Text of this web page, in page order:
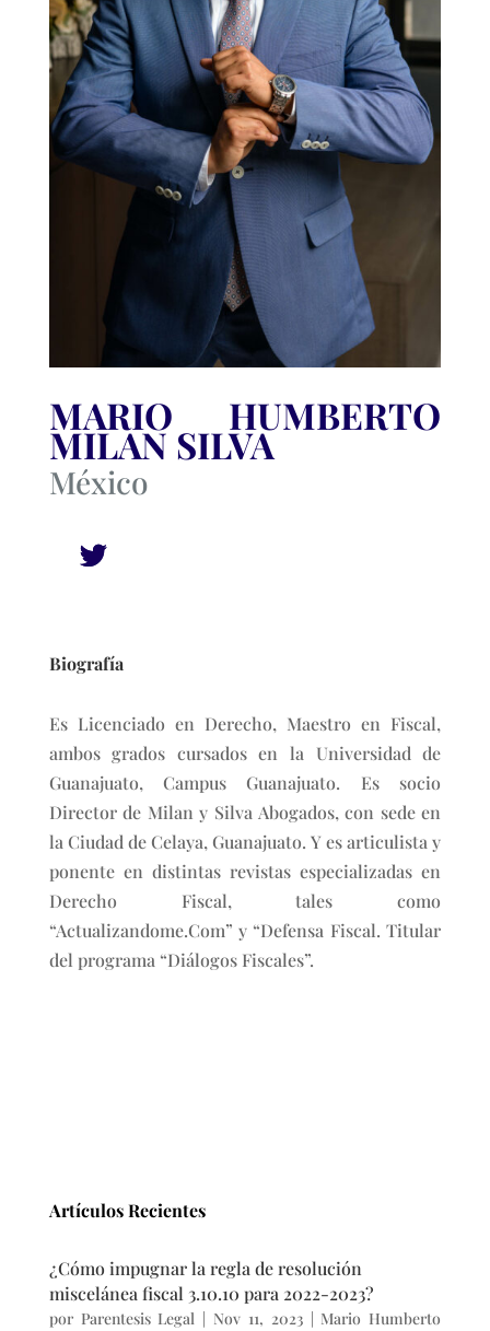
MARIO HUMBERTO
MILAN SILVA
México
Biografía
Es Licenciado en Derecho, Maestro en Fiscal,
ambos grados cursados en la Universidad de
Guanajuato, Campus Guanajuato. Es socio
Director de Milan y Silva Abogados, con sede en
la Ciudad de Celaya, Guanajuato. Y es articulista y
ponente en distintas revistas especializadas en
Derecho Fiscal, tales como
“Actualizandome.Com” y “Defensa Fiscal. Titular
del programa “Diálogos Fiscales”.
Artículos Recientes
¿Cómo impugnar la regla de resolución
miscelánea fiscal 3.10.10 para 2022-2023?
por Parentesis Legal | Nov 11, 2023| Mario Humberto